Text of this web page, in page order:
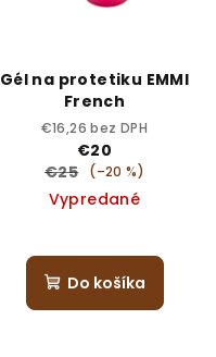
Gél na protetiku EMMI
French
€16,26 bez DPH
€20
€25
(–20 %)
Vypredané
Do košíka